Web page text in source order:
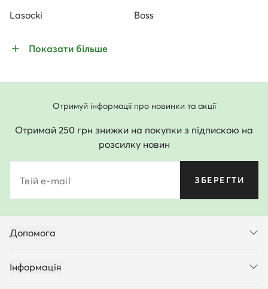
Lasocki
Boss
Показати більше
Отримуй інформації про новинки та акції
Отримай 250 грн знижки на покупки з підпискою на
розсилку новин
Твій e-mail ЗБЕРЕГТИ
Допомога
Інформація